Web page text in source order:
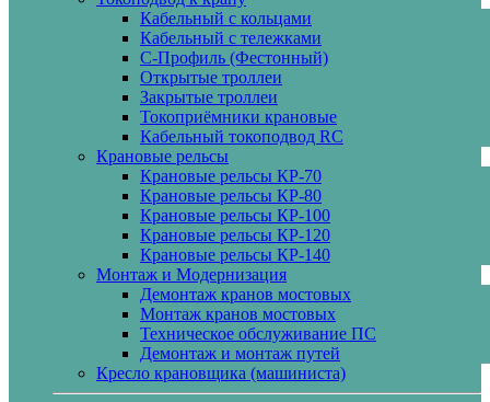
Кабельный с кольцами
Кабельный с тележками
С-Профиль (Фестонный)
Открытые троллеи
Закрытые троллеи
Токоприёмники крановые
Кабельный токоподвод RC
Крановые рельсы
Крановые рельсы КР-70
Крановые рельсы КР-80
Крановые рельсы КР-100
Крановые рельсы КР-120
Крановые рельсы КР-140
Монтаж и Модернизация
Демонтаж кранов мостовых
Монтаж кранов мостовых
Техническое обслуживание ПС
Демонтаж и монтаж путей
Кресло крановщика (машиниста)